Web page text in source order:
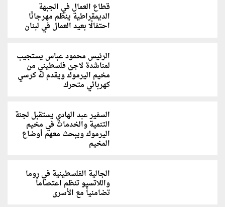
قطاع العمال في الجبهة
الديمقراطية ينظم مهرجانًا
احتفالًا بعيد العمال في لبنان
الرئيس محمود عباس يستجيب
لمناشدة لاجئ فلسطيني من
مخيم اليرموك ويقدم له كرسي
كهربائي متحرك
السفير عبد الهادي يستقبل لجنة
التنمية والخدمات في مخيم
اليرموك ويبحث معهم أوضاع
المخيم
الجالية الفلسطينية في روما
واللاتسيو تنظم اعتصاماً
تضامنياً مع الأسرى